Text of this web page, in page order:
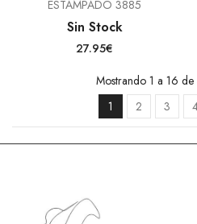
ESTAMPADO 3885
Sin Stock
27.95€
Mostrando 1 a 16
1
2 3